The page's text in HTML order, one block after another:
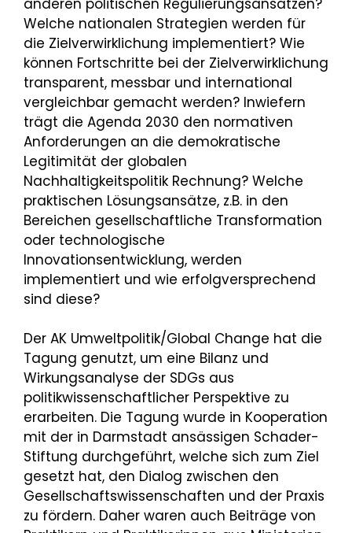
anderen politischen Regulierungsansätzen?
Welche nationalen Strategien werden für
die Zielverwirklichung implementiert? Wie
können Fortschritte bei der Zielverwirklichung
transparent, messbar und international
vergleichbar gemacht werden? Inwiefern
trägt die Agenda 2030 den normativen
Anforderungen an die demokratische
Legitimität der globalen
Nachhaltigkeitspolitik Rechnung? Welche
praktischen Lösungsansätze, z.B. in den
Bereichen gesellschaftliche Transformation
oder technologische
Innovationsentwicklung, werden
implementiert und wie erfolgversprechend
sind diese?
Der AK Umweltpolitik/Global Change hat die
Tagung genutzt, um eine Bilanz und
Wirkungsanalyse der SDGs aus
politikwissenschaftlicher Perspektive zu
erarbeiten. Die Tagung wurde in Kooperation
mit der in Darmstadt ansässigen Schader-
Stiftung durchgeführt, welche sich zum Ziel
gesetzt hat, den Dialog zwischen den
Gesellschaftswissenschaften und der Praxis
zu fördern. Daher waren auch Beiträge von